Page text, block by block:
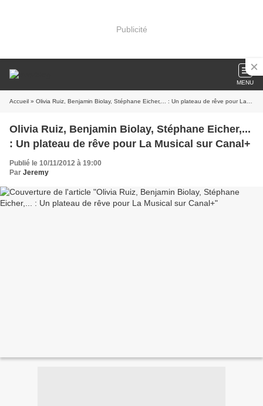
Publicité
MENU
Accueil » Olivia Ruiz, Benjamin Biolay, Stéphane Eicher,... : Un plateau de rêve pour La Musical sur Canal+
Olivia Ruiz, Benjamin Biolay, Stéphane Eicher,...
: Un plateau de rêve pour La Musical sur Canal+
Publié le 10/11/2012 à 19:00
Par Jeremy